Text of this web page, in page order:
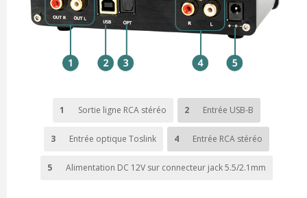
1 Sortie ligne RCA stéréo 2 Entrée USB-B
3 Entrée optique Toslink 4 Entrée RCA stéréo
5 Alimentation DC 12V sur connecteur jack5.5/2.1mm